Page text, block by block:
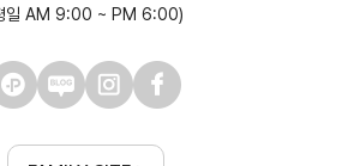
일 AM 9:00 ~ PM 6:00)